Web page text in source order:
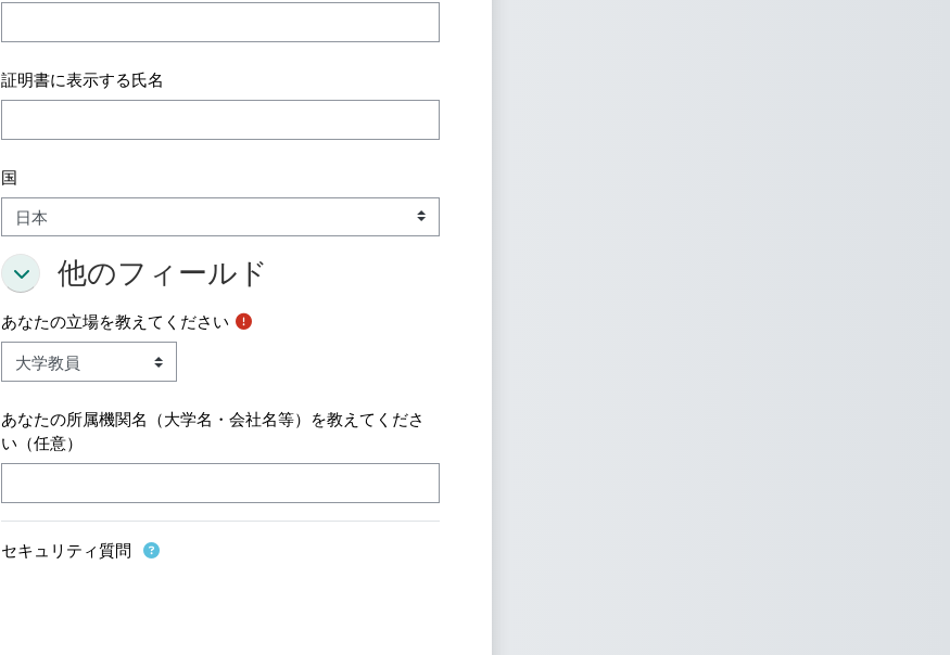
証明書に表示する氏名
国
他のフィールド
他のフィールド他のフィールド
あなたの立場を教えてください
あなたの所属機関名（大学名・会社名等）を教えてくださ
い（任意）
セキュリティ質問